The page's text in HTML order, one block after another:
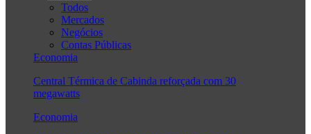
Todos
Mercados
Negócios
Contas Públicas
Economia
Central Térmica de Cabinda reforçada com 30
megawatts
Economia